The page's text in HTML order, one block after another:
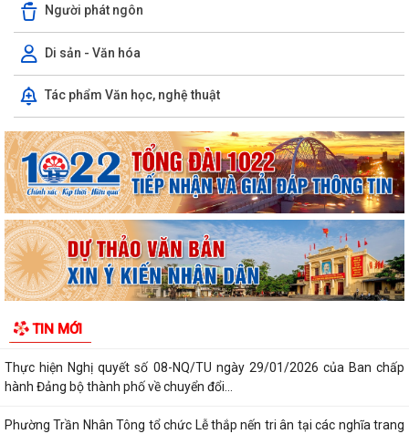
Người phát ngôn
Di sản - Văn hóa
Tác phẩm Văn học, nghệ thuật
TIN MỚI
Kiến tạo “Thế” quốc gia: Bước chuyển của tư duy đối ngoại Việt Nam
trong kỷ nguyên mới
PHÁT HUY GIÁ TRỊ CÁC DI TÍCH VĂN HÓA TRONG KỶ NGUYÊN MỚI Ở
PHƯỜNG TRẦN NHÂN TÔNG, THÀNH PHỐ HẢI...
Phường Trần Nhân Tông tham dự hội nghị trực tuyến báo cáo viên
thành phố tháng 7/2026
Lãnh đạo phường kiểm tra các trạm bơm, hồ đập sau mưa lớn
tìm kiếm, quy tập và xác định...
Thực hiện Nghị quyết số 08-NQ/TU ngày 29/01/2026 của Ban chấp
hành Đảng bộ thành phố về chuyển đổi...
Phường Trần Nhân Tông tổ chức Lễ thắp nến tri ân tại các nghĩa trang